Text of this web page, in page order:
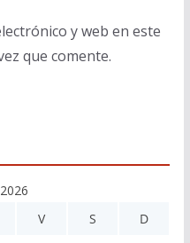
y web en este
que comente.
V S D